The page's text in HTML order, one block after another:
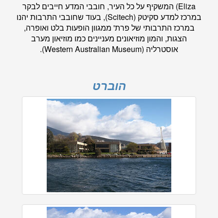
Eliza) המשקיף על כל העיר, חובבי המדע חייבים לבקר
במרכז למדע סקיטק (Scitech), בעוד שחובבי התרבות יהנו
במרכז התרבותי של פרת' ממגוון הופעות בלט ואופרה,
הצגות, והמון מוזיאונים מעניינים כמו מוזיאון מערב
אוסטרליה (Western Australian Museum).
הוברט